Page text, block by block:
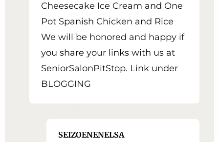
Cheesecake Ice Cream and One
Pot Spanish Chicken and Rice
We will be honored and happy if
you share your links with us at
SeniorSalonPitStop. Link under
BLOGGING
SEIZOENENELSA